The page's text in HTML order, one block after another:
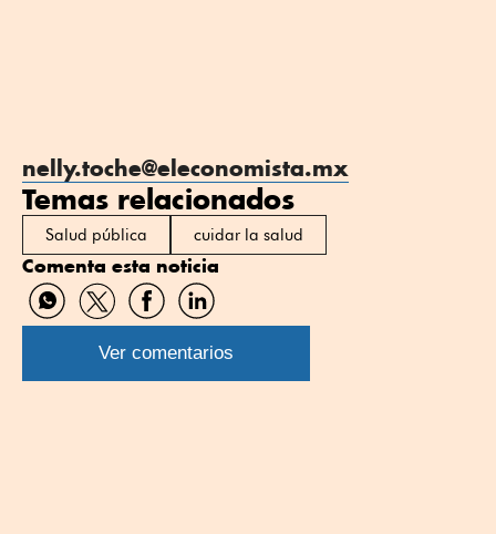
nelly.toche@eleconomista.mx
Temas relacionados
Salud pública cuidar la salud
Comenta esta noticia
Compartir
por
WhatsApp
Compartir
por
Twitter
Compartir
por
Facebook
Compartir
por
Linkedin
Ver comentarios